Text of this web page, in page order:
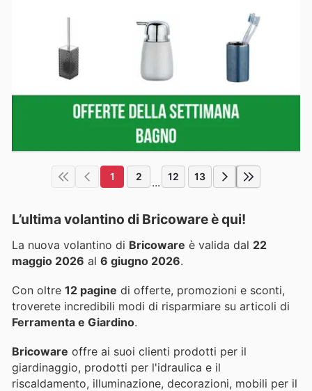
1 2 ... 12 13
L’ultima volantino di Bricoware è qui!
La nuova volantino di Bricoware è valida dal 22
maggio 2026 al 6 giugno 2026.
Con oltre 12 pagine di offerte, promozioni e sconti,
troverete incredibili modi di risparmiare su articoli di
Ferramenta e Giardino.
Bricoware offre ai suoi clienti prodotti per il
giardinaggio, prodotti per l'idraulica e il
riscaldamento, illuminazione, decorazioni, mobili per il